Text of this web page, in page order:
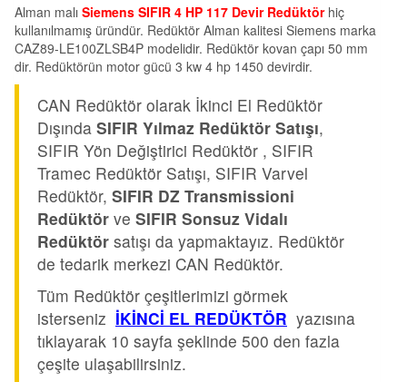
Alman malı Siemens SIFIR 4 HP 117 Devir Redüktörhiç
kullanılmamış üründür. Redüktör Alman kalitesi Siemens marka
CAZ89-LE100ZLSB4P modelidir. Redüktör kovan çapı 50 mm
dir. Redüktörün motor gücü 3 kw 4 hp 1450 devirdir.
CAN Redüktör olarak İkinci El Redüktör
Dışında SIFIR Yılmaz Redüktör Satışı,
SIFIR Yön Değiştirici Redüktör , SIFIR
Tramec Redüktör Satışı, SIFIR Varvel
Redüktör, SIFIR DZ Transmissioni
Redüktör ve SIFIR Sonsuz Vidalı
Redüktör satışı da yapmaktayız. Redüktör
de tedarik merkezi CAN Redüktör.
Tüm Redüktör çeşitlerimizi görmek
isterseniz İKİNCİ EL REDÜKTÖR yazısına
tıklayarak 10 sayfa şeklinde 500 den fazla
çeşite ulaşabilirsiniz.